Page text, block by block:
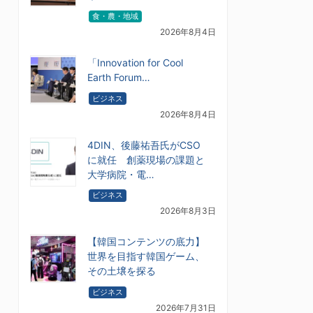
食・農・地域
2026年8月4日
「Innovation for Cool
Earth Forum…
ビジネス
2026年8月4日
4DIN、後藤祐吾氏がCSO
に就任 創薬現場の課題と
大学病院・電…
ビジネス
2026年8月3日
【韓国コンテンツの底力】
世界を目指す韓国ゲーム、
その土壌を探る
ビジネス
2026年7月31日